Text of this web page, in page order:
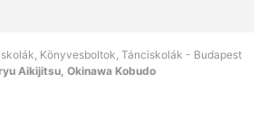
Könyvesboltok, Tánciskolák - Budapest
Aikijitsu, Okinawa Kobudo